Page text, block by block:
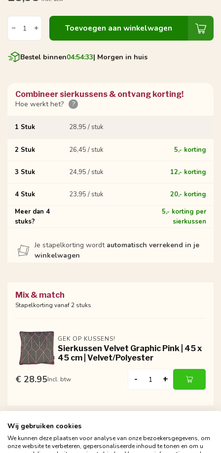
Toevoegen aan winkelwagen
Bestel binnen04:54:32| Morgen in huis
Combineer sierkussens & ontvang korting!
Hoe werkt het?
?
1 Stuk 28,95 / stuk
2 Stuk 26,45 / stuk 5,- korting
3 Stuk 24,95 / stuk 12,- korting
4 Stuk 23,95 / stuk
20,- korting
Meer dan 4
stuks?
5,- korting per
sierkussen
Je stapelkorting wordt automatisch verrekend in je
winkelwagen
Mix & match
Stapelkorting vanaf 2 stuks
GEK OP KUSSENS!
Sierkussen Velvet Graphic Pink | 45 x
45 cm | Velvet/Polyester
€ 28.95Incl. btw - +
Wij gebruiken cookies
We kunnen deze plaatsen voor analyse van onze bezoekersgegevens, om
onze website te verbeteren, gepersonaliseerde inhoud te tonen en om u